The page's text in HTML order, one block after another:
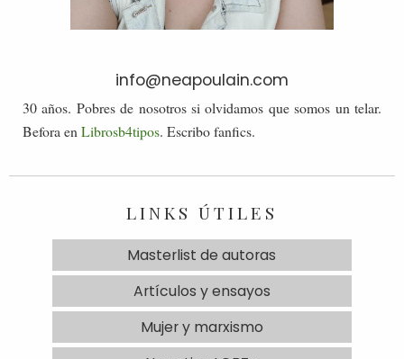
info@neapoulain.com
30 años. Pobres de nosotros si olvidamos que somos un telar.
Befora en Librosb4tipos. Escribo fanfics.
LINKS ÚTILES
Masterlist de autoras
Artículos y ensayos
Mujer y marxismo